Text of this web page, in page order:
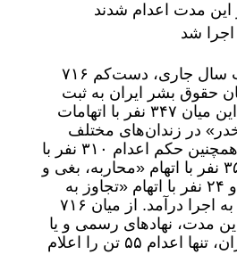
در هفت ماه نخست سال جاری، دست‌کم ۷۱۶
حقوق بشر ایران به ثبت
رسیده است که از این میان ۳۴۷ نفر با اتهامات
در زندان‌های مختلف
ایران اعدام شدند. همچنین حکم اعدام ۳۱۰ نفر با
اتهام «قتل عمد»، ۳۵ نفر با اتهام «محاربه، بغی و
افساد فی الارض» و ۲۴ نفر با اتهام «تجاوز به
عنف» در این مدت به اجرا درآمد. از میان ۷۱۶
مدت، نهادهای رسمی و یا
رسانه‌های داخل ایران، تنها اعدام ۵۵ تن را اعلام